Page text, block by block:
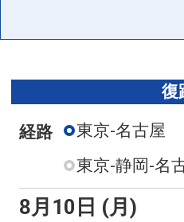
復
経路 東京-名古屋
東京-静岡-名
8月10日 (月)